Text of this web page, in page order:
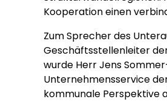
Kooperation einen
Zum Sprecher des
Geschäftsstellenleiter
wurde Herr Jens
Unternehmensservice
kommunale Perspektive